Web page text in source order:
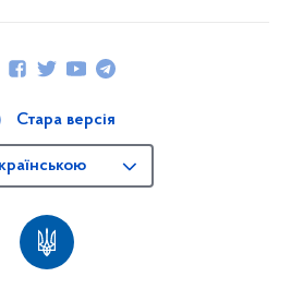
Стара версія